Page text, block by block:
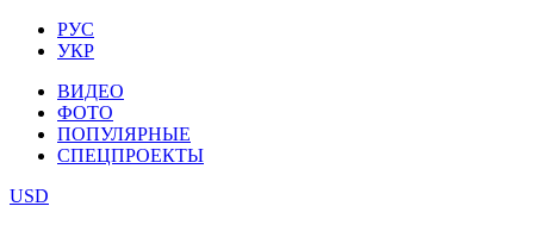
РУС
УКР
ВИДЕО
ФОТО
ПОПУЛЯРНЫЕ
СПЕЦПРОЕКТЫ
USD